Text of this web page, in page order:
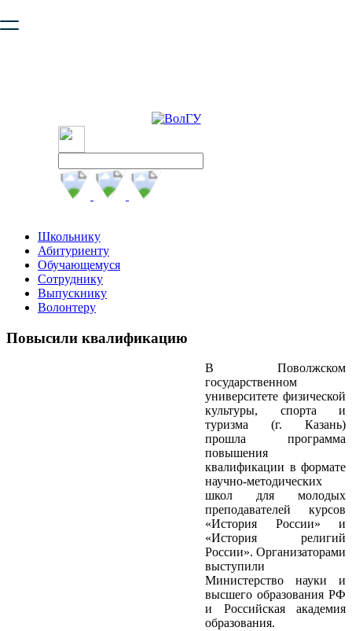
безопасную работу с сайтом. Пожалуйста
Школьнику
Абитуриенту
Обучающемуся
Сотруднику
Выпускнику
Волонтеру
Повысили квалификацию
В Поволжском
государственном
университете физической
культуры, спорта и
туризма (г. Казань)
прошла программа
повышения
квалификации в формате
научно‑методических
школ для молодых
преподавателей курсов
«История России» и
«История религий
России». Организаторами
выступили
Министерство науки и
высшего образования РФ
и Российская академия
образования.